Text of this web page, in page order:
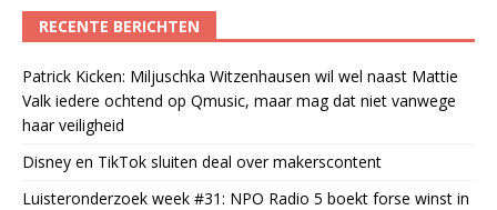
RECENTE BERICHTEN
Patrick Kicken: Miljuschka Witzenhausen wil wel naast Mattie
Valk iedere ochtend op Qmusic, maar mag dat niet vanwege
haar veiligheid
Disney en TikTok sluiten deal over makerscontent
Luisteronderzoek week #31: NPO Radio 5 boekt forse winst in